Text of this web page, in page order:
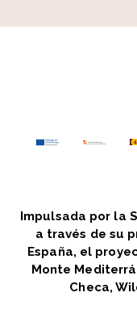
Impulsada por la
a través de su
España, el
Monte
Checa,